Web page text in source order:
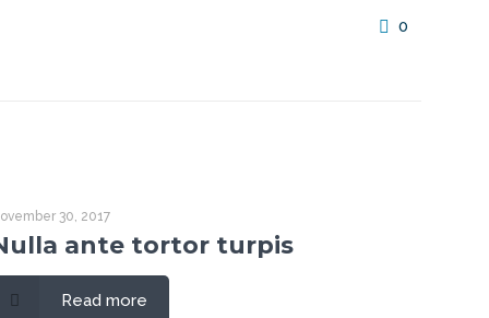
0
30, 2017
ante tortor turpis
Read more